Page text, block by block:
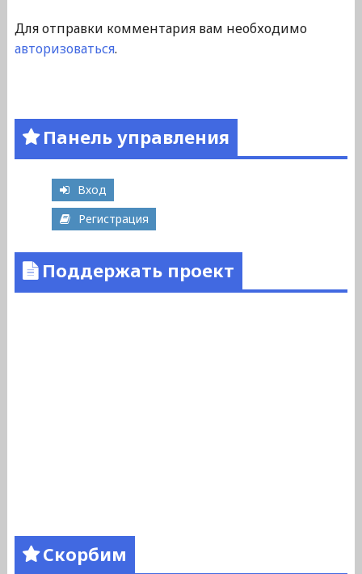
Для отправки комментария вам необходимо
авторизоваться.
Панель управления
Вход
Регистрация
Поддержать проект
Скорбим